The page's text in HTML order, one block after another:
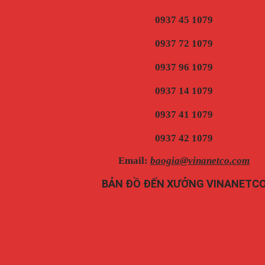
0937 45 1079
0937 72 1079
0937 96 1079
0937 14 1079
0937 41 1079
0937 42 1079
Email: baogia@vinanetco.com
BẢN ĐỒ ĐẾN XƯỞNG